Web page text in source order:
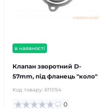
в наявності
Клапан зворотний D-
57mm, під фланець "коло"
Код товару: 611054
0